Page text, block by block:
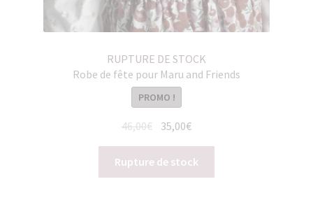
RUPTURE DE STOCK
Robe de fête pour Maru and Friends
PROMO !
46,00€ Le
prix
initial
était :
35,00€Le
prix
actuel
est :
Rupture de stock